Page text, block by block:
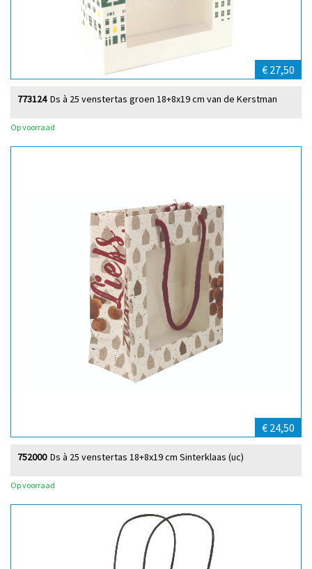
€ 27,50
Ds à 25 venstertas groen 18+8x19 cm van de Kerstman
773124
Op voorraad
€ 24,50
Ds à 25 venstertas 18+8x19 cm Sinterklaas (uc)
752000
Op voorraad